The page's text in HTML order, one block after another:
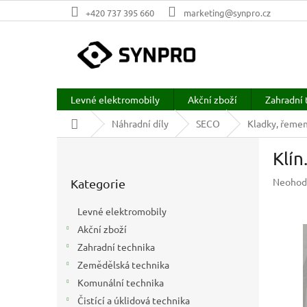
na
+420 737 395 660 marketing@synpro.cz
Levné elektromobily Akční zboží Zahradní
Domů
Náhradní díly SECO Kladky,
kategorie
Kategorie
Levné elektromobily
Akční zboží
Zahradní technika
Zemědělská technika
Komunální technika
Čistící a úklidová technika